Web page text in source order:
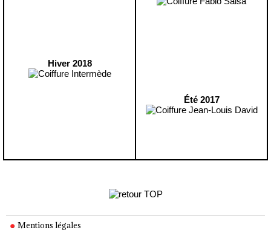
Hiver 2018
Été 2017
Mentions légales